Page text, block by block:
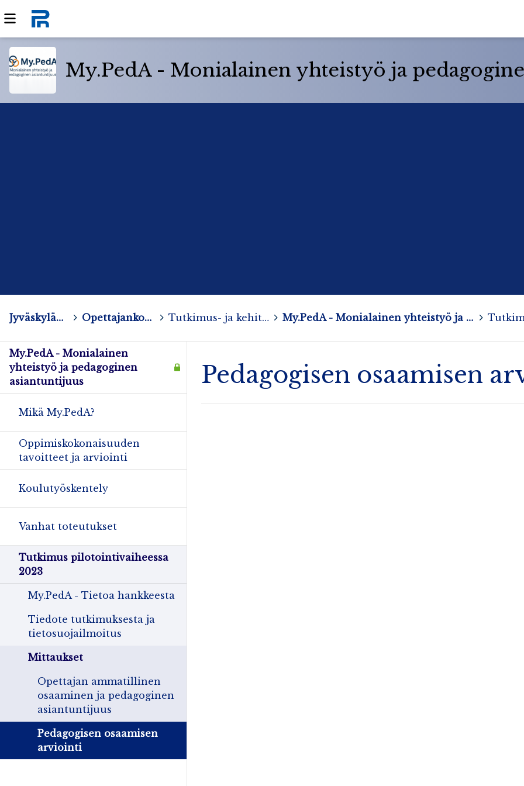
My.PedA - Monialainen yhteistyö ja
Jyväskylän yliopisto > Opettajankoulutuslaitos Tutkimus- ja kehittämishankkeita > My.PedA - Monialainen yhteistyö ja pedagoginen asiantuntijuus
Pedagogisen osaamisen
My.PedA - Monialainen
yhteistyö ja pedagoginen
asiantuntijuus
Mikä My.PedA?
Oppimiskokonaisuuden
tavoitteet ja arviointi
Koulutyöskentely
Vanhat toteutukset
Tutkimus pilotointivaiheessa
2023
My.PedA - Tietoa hankkeesta
Tiedote tutkimuksesta ja
tietosuojailmoitus
Mittaukset
Opettajan ammatillinen
osaaminen ja pedagoginen
asiantuntijuus
Pedagogisen osaamisen
arviointi